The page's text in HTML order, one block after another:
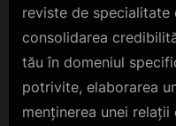
reviste de specialitate
consolidarea
tău în domeniul
potrivite, elaborarea
menținerea unei